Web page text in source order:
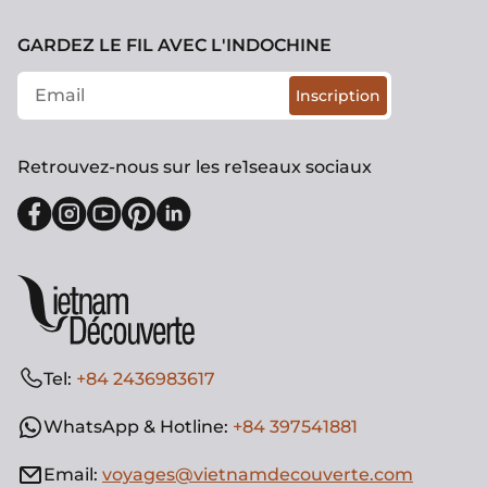
Tel: +84 2436983617
WhatsApp & Hotline: +84 397541881
Email: voyages@vietnamdecouverte.com
GARDEZ LE FIL AVEC L'INDOCHINE
Inscription
Retrouvez-nous sur les re1seaux sociaux